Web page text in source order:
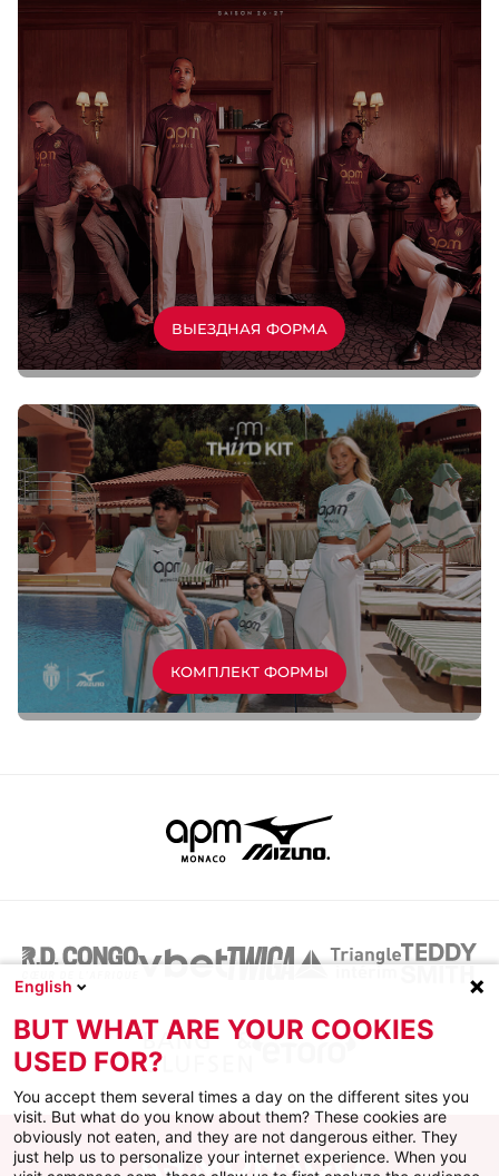
ВЫЕЗДНАЯ ФОРМА
КОМПЛЕКТ ФОРМЫ
English
BUT WHAT ARE YOUR COOKIES
USED FOR?
You accept them several times a day on the different sites you
visit. But what do you know about them? These cookies are
obviously not eaten, and they are not dangerous either. They
just help us to personalize your internet experience. When you